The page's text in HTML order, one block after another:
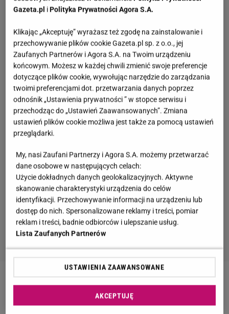
Zobacz wideoNajgłośniejsze zaginięcia w Polsce
Gazeta.pl iPolityka Prywatności Agora S.A.
Klikając „Akceptuję” wyrażasz też zgodę na zainstalowanie i
przechowywanie plików cookie Gazeta.pl sp. z o.o., jej
Zaufanych Partnerów i Agora S.A. na Twoim urządzeniu
końcowym. Możesz w każdej chwili zmienić swoje preferencje
dotyczące plików cookie, wywołując narzędzie do zarządzania
twoimi preferencjami dot. przetwarzania danych poprzez
odnośnik „Ustawienia prywatności ” w stopce serwisu i
przechodząc do „Ustawień Zaawansowanych”. Zmiana
ustawień plików cookie możliwa jest także za pomocą ustawień
przeglądarki.
My, nasi Zaufani Partnerzy i Agora S.A. możemy przetwarzać
dane osobowe w następujących celach:
Użycie dokładnych danych geolokalizacyjnych. Aktywne
skanowanie charakterystyki urządzenia do celów
identyfikacji. Przechowywanie informacji na urządzeniu lub
dostęp do nich. Spersonalizowane reklamy i treści, pomiar
reklam i treści, badnie odbiorców i ulepszanie usług.
Lista Zaufanych Partnerów
USTAWIENIA ZAAWANSOWANE
AKCEPTUJĘ